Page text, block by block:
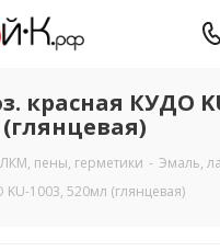
красная КУДО
(глянцевая)
ЛКМ, пены, герметики - Эмаль,
1003, 520мл (глянцевая)